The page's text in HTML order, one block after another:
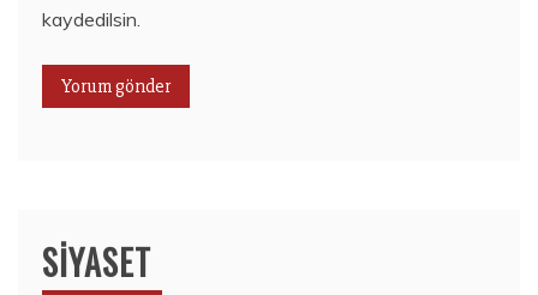
kaydedilsin.
SIYASET